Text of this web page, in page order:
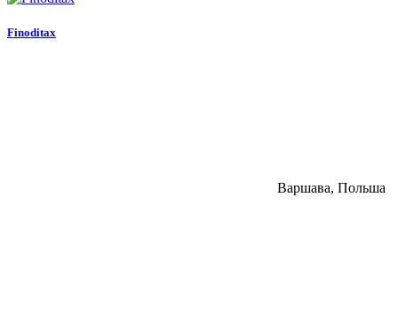
Finoditax
Варшава, Польша